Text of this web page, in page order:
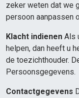
zeker weten dat we
persoon aanpassen
Klacht indienen Als
helpen, dan heeft u
de toezichthouder.
Persoonsgegevens.
Contactgegevens